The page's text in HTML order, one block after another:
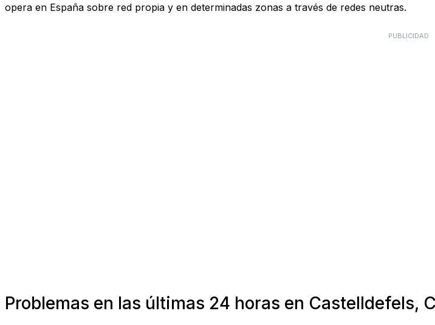
opera en España sobre red propia y en determinadas zonas a través de redes neutras.
PUBLICIDAD
Problemas en las últimas 24 horas en Castelldefels,